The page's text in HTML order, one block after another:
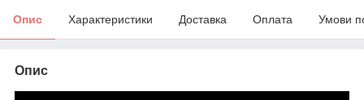
Опис Характеристики Доставка Оплата Умови
Опис